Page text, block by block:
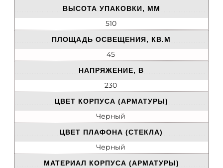
ВЫСОТА УПАКОВКИ, ММ
510
ПЛОЩАДЬ ОСВЕЩЕНИЯ, КВ.М
45
НАПРЯЖЕНИЕ, В
230
ЦВЕТ КОРПУСА (АРМАТУРЫ)
Черный
ЦВЕТ ПЛАФОНА (СТЕКЛА)
Черный
МАТЕРИАЛ КОРПУСА (АРМАТУРЫ)